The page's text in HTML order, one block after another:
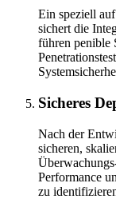
Ein speziell auf
sichert die
führen penible
Sicheres
Nach der
sicheren,
Performance
zu